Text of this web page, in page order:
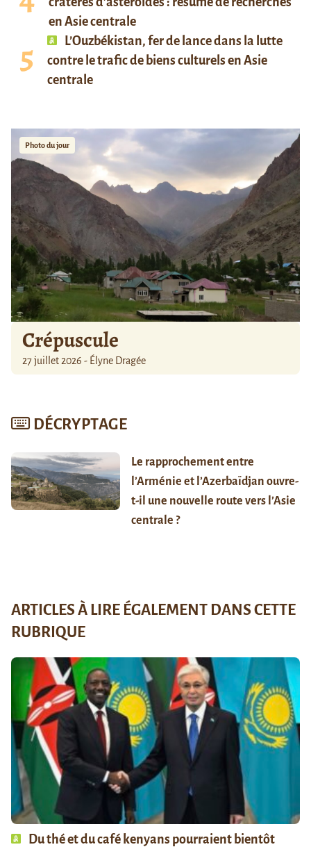
en Asie centrale
L’Ouzbékistan, fer de lance dans la lutte
contre le trafic de biens culturels en Asie
centrale
Photo du jour
Crépuscule
27 juillet 2026 - Élyne Dragée
DÉCRYPTAGE
Le rapprochement entre
l’Arménie et l’Azerbaïdjan ouvre-
t-il une nouvelle route vers l’Asie
centrale ?
ARTICLES À LIRE ÉGALEMENT DANS CETTE
RUBRIQUE
Du thé et du café kenyans pourraient bientôt